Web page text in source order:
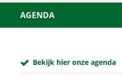
AGENDA
Bekijk hier onze agenda